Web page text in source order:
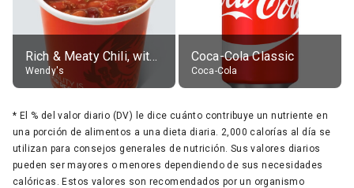
Rich & Meaty Chili, without toppings, large
Wendy's
Coca-Cola Classic
Coca-Cola
* El % del valor diario (DV) le dice cuánto contribuye un nutriente en
una porción de alimentos a una dieta diaria. 2,000 calorías al día se
utilizan para consejos generales de nutrición. Sus valores diarios
pueden ser mayores o menores dependiendo de sus necesidades
calóricas. Estos valores son recomendados por un organismo